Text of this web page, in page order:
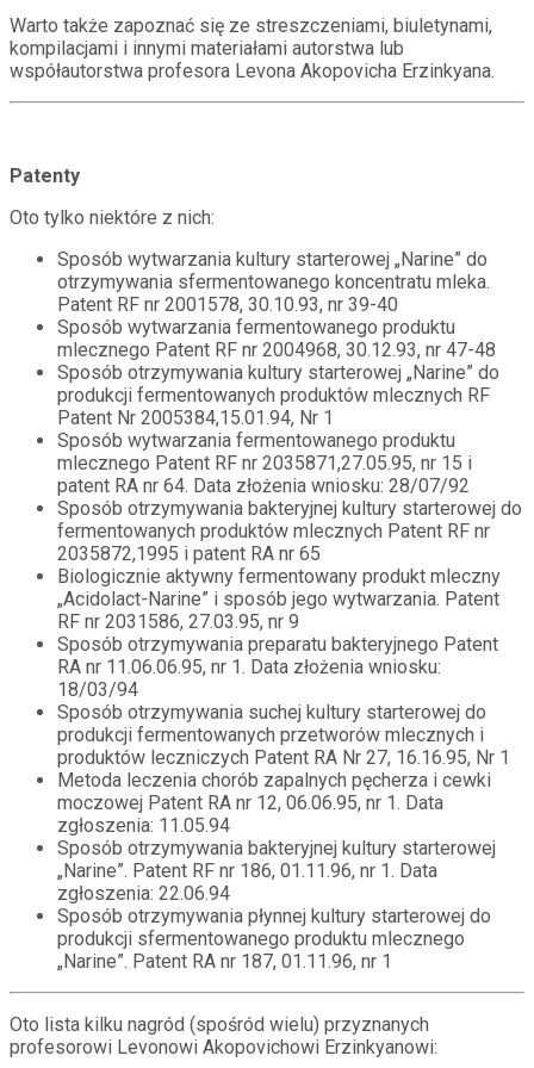
Warto także zapoznać się ze streszczeniami, biuletynami,
kompilacjami i innymi materiałami autorstwa lub
współautorstwa profesora Levona Akopovicha Erzinkyana.
Patenty
Oto tylko niektóre z nich:
Sposób wytwarzania kultury starterowej „Narine” do
otrzymywania sfermentowanego koncentratu mleka.
Patent RF nr 2001578, 30.10.93, nr 39-40
Sposób wytwarzania fermentowanego produktu
mlecznego Patent RF nr 2004968, 30.12.93, nr 47-48
Sposób otrzymywania kultury starterowej „Narine” do
produkcji fermentowanych produktów mlecznych RF
Patent Nr 2005384,15.01.94, Nr 1
Sposób wytwarzania fermentowanego produktu
mlecznego Patent RF nr 2035871,27.05.95, nr 15 i
patent RA nr 64. Data złożenia wniosku: 28/07/92
Sposób otrzymywania bakteryjnej kultury starterowej do
fermentowanych produktów mlecznych Patent RF nr
2035872,1995 i patent RA nr 65
Biologicznie aktywny fermentowany produkt mleczny
„Acidolact-Narine” i sposób jego wytwarzania. Patent
RF nr 2031586, 27.03.95, nr 9
Sposób otrzymywania preparatu bakteryjnego Patent
RA nr 11.06.06.95, nr 1. Data złożenia wniosku:
18/03/94
Sposób otrzymywania suchej kultury starterowej do
produkcji fermentowanych przetworów mlecznych i
produktów leczniczych Patent RA Nr 27, 16.16.95, Nr 1
Metoda leczenia chorób zapalnych pęcherza i cewki
moczowej Patent RA nr 12, 06.06.95, nr 1. Data
zgłoszenia: 11.05.94
Sposób otrzymywania bakteryjnej kultury starterowej
„Narine”. Patent RF nr 186, 01.11.96, nr 1. Data
zgłoszenia: 22.06.94
Sposób otrzymywania płynnej kultury starterowej do
produkcji sfermentowanego produktu mlecznego
„Narine”. Patent RA nr 187, 01.11.96, nr 1
Oto lista kilku nagród (spośród wielu) przyznanych
profesorowi Levonowi Akopovichowi Erzinkyanowi: